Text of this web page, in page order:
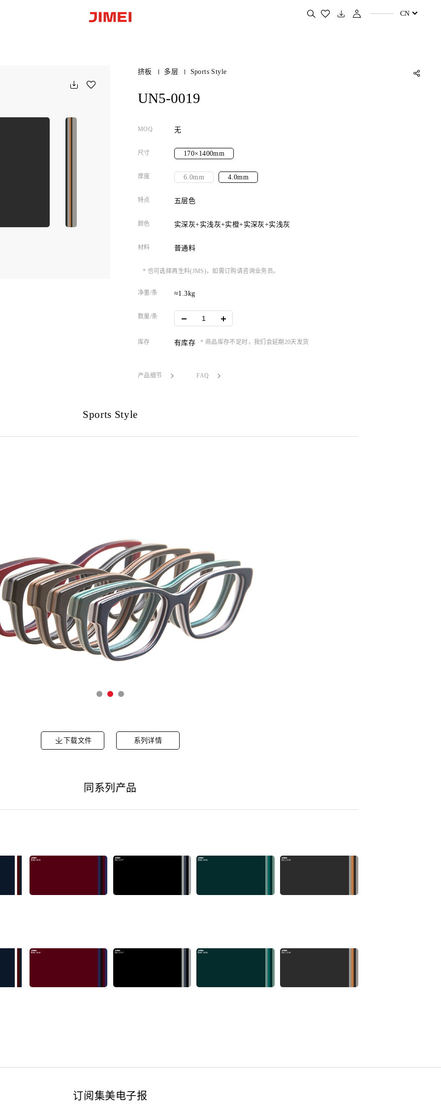
搜
CN
挤板 多层 Sports Style
UN5-0019
MOQ 无
尺寸 170×1400mm
厚度 6.0mm 4.0mm
特点 五层色
颜色 实深灰+实浅灰+实橙+实深灰+实浅灰
材料 普通料
* 也可选择再生料(JMS)，如需订购请咨询业务员。
净重/条 ≈1.3kg
数量/条
库存 有库存 * 商品库存不足时，我们会延期20天发货
产品细节 FAQ
Sports Style
下载文件 系列详情
同系列产品
订阅集美电子报